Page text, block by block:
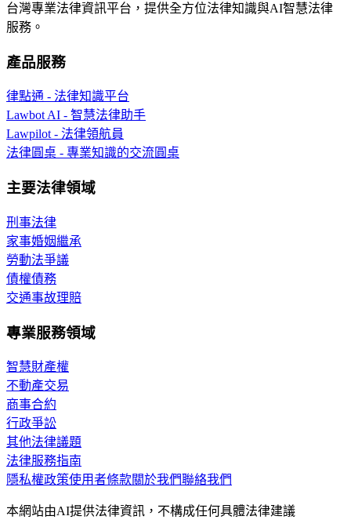
台灣專業法律資訊平台，提供全方位法律知識與AI智慧法律
服務。
產品服務
律點通 - 法律知識平台
Lawbot AI - 智慧法律助手
Lawpilot - 法律領航員
法律圓桌 - 專業知識的交流圓桌
主要法律領域
刑事法律
家事婚姻繼承
勞動法爭議
債權債務
交通事故理賠
專業服務領域
智慧財產權
不動產交易
商事合約
行政爭訟
其他法律議題
法律服務指南
隱私權政策使用者條款關於我們聯絡我們
本網站由AI提供法律資訊，不構成任何具體法律建議